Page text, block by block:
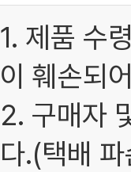
1. 제품 수
이 훼손되
2. 구매자
다.(택배